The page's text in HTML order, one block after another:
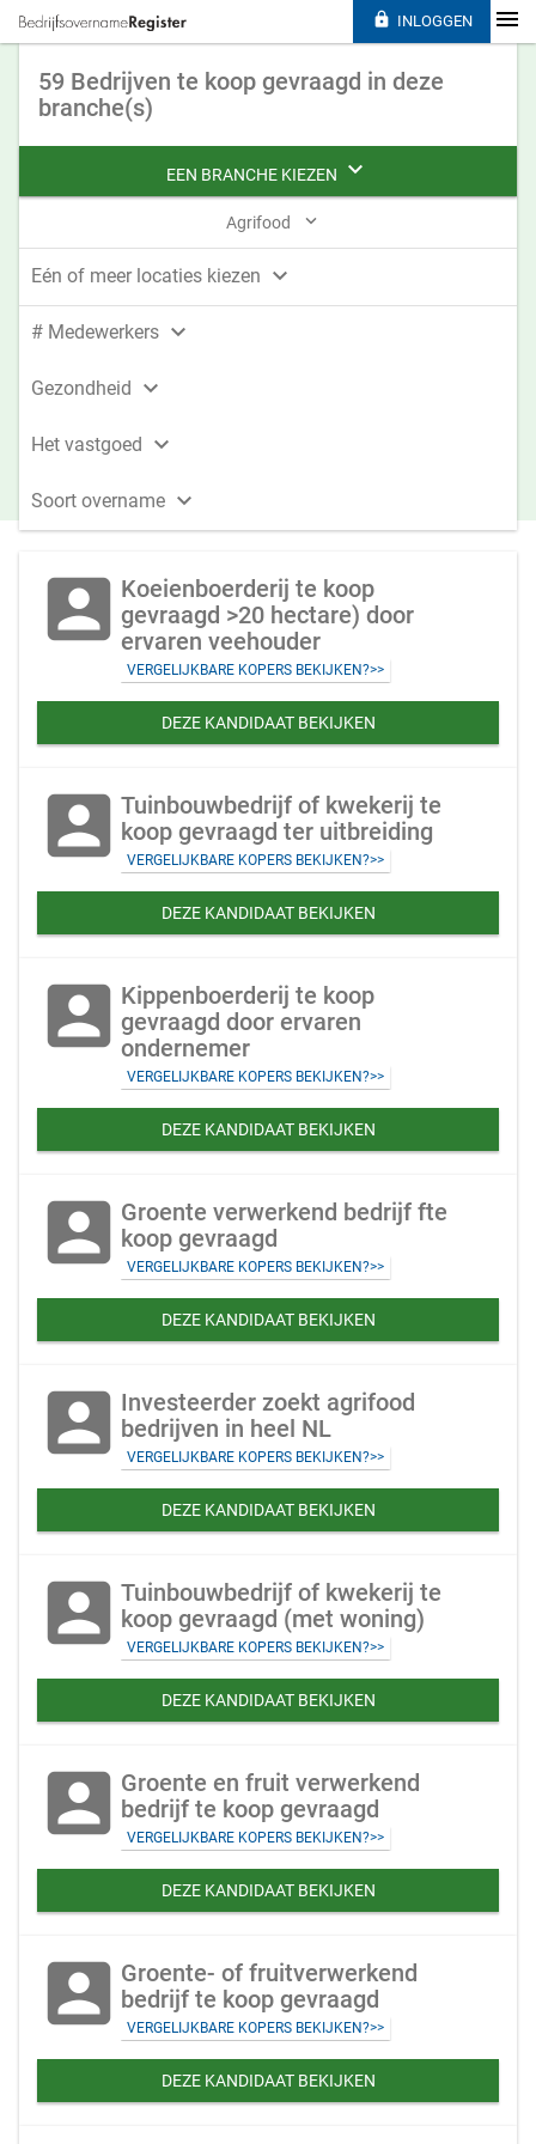
59 Bedrijven te koop gevraagd in deze
branche(s)
EEN BRANCHE KIEZEN 
Agrifood 
Eén of meer locaties kiezen 
# Medewerkers 
Gezondheid 
Het vastgoed 
Soort overname 
account_box Koeienboerderij te koop
gevraagd >20 hectare) door
ervaren veehouder
VERGELIJKBARE KOPERS BEKIJKEN?>>
DEZE KANDIDAAT BEKIJKEN
account_box Tuinbouwbedrijf of kwekerij te
koop gevraagd ter uitbreiding
VERGELIJKBARE KOPERS BEKIJKEN?>>
DEZE KANDIDAAT BEKIJKEN
account_box Kippenboerderij te koop
gevraagd door ervaren
ondernemer
VERGELIJKBARE KOPERS BEKIJKEN?>>
DEZE KANDIDAAT BEKIJKEN
account_box Groente verwerkend bedrijf fte
koop gevraagd
VERGELIJKBARE KOPERS BEKIJKEN?>>
DEZE KANDIDAAT BEKIJKEN
account_box Investeerder zoekt agrifood
bedrijven in heel NL
VERGELIJKBARE KOPERS BEKIJKEN?>>
DEZE KANDIDAAT BEKIJKEN
account_box Tuinbouwbedrijf of kwekerij te
koop gevraagd (met woning)
VERGELIJKBARE KOPERS BEKIJKEN?>>
DEZE KANDIDAAT BEKIJKEN
account_box Groente en fruit verwerkend
bedrijf te koop gevraagd
VERGELIJKBARE KOPERS BEKIJKEN?>>
DEZE KANDIDAAT BEKIJKEN
account_box Groente- of fruitverwerkend
bedrijf te koop gevraagd
VERGELIJKBARE KOPERS BEKIJKEN?>>
DEZE KANDIDAAT BEKIJKEN
 INLOGGEN